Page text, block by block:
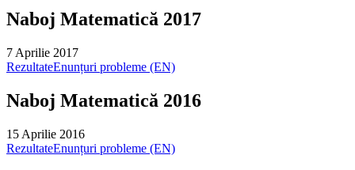
Naboj Matematică 2017
7 Aprilie 2017
RezultateEnunțuri probleme (EN)
Naboj Matematică 2016
15 Aprilie 2016
RezultateEnunțuri probleme (EN)